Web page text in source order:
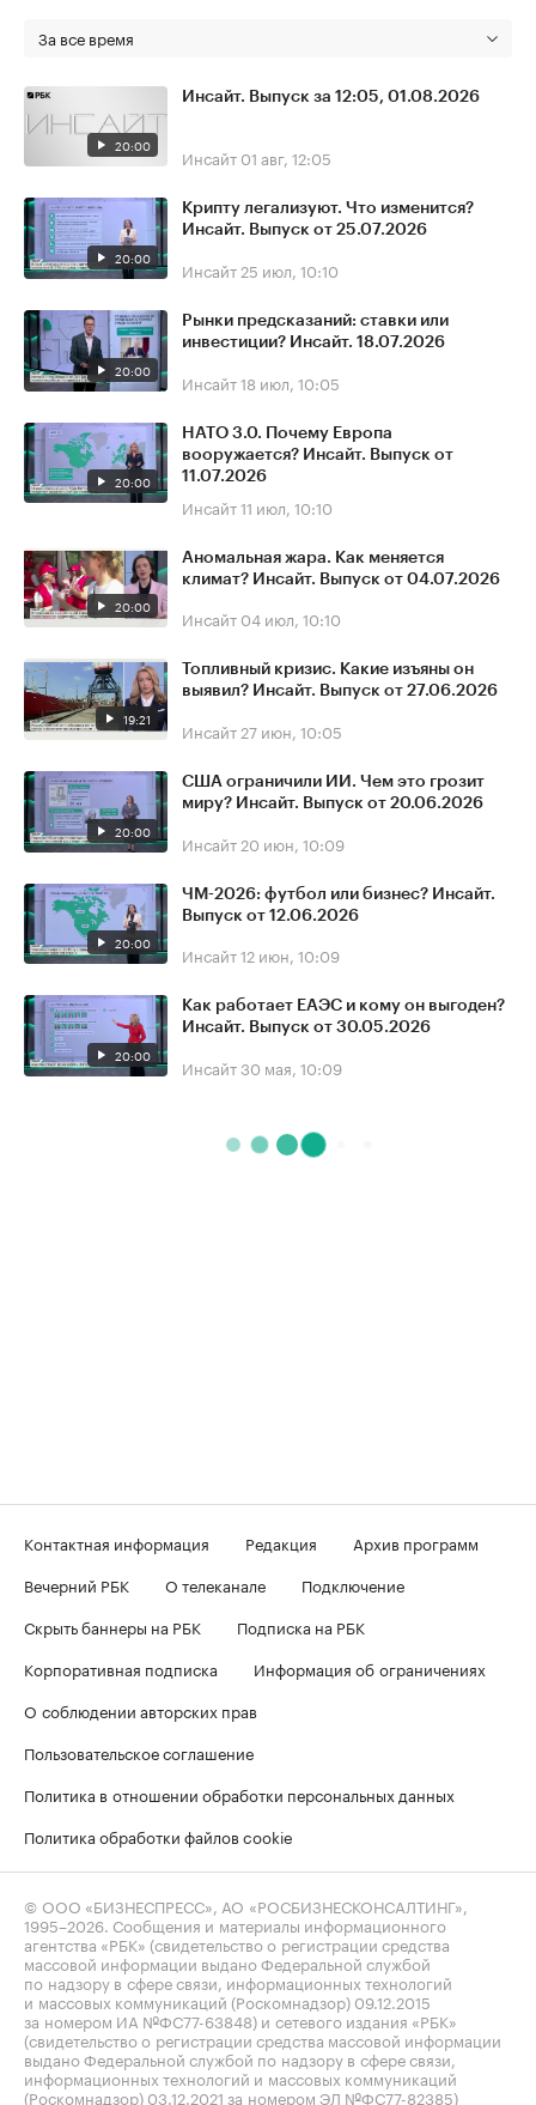
За все время
20:00
Инсайт. Выпуск за 12:05, 01.08.2026
Инсайт 01 авг, 12:05
20:00
Крипту легализуют. Что изменится?
Инсайт. Выпуск от 25.07.2026
Инсайт 25 июл, 10:10
20:00
Рынки предсказаний: ставки или
инвестиции? Инсайт. 18.07.2026
Инсайт18 июл, 10:05
20:00
НАТО 3.0. Почему Европа
вооружается? Инсайт. Выпуск от
11.07.2026
Инсайт11 июл, 10:10
20:00
Аномальная жара. Как меняется
климат? Инсайт. Выпуск от 04.07.2026
Инсайт 04 июл, 10:10
19:21
Топливный кризис. Какие изъяны он
выявил? Инсайт. Выпуск от 27.06.2026
Инсайт 27 июн, 10:05
20:00
США ограничили ИИ. Чем это грозит
миру? Инсайт. Выпуск от 20.06.2026
Инсайт 20 июн, 10:09
20:00
ЧМ-2026: футбол или бизнес? Инсайт.
Выпуск от 12.06.2026
Инсайт12 июн, 10:09
20:00
Как работает ЕАЭС и кому он выгоден?
Инсайт. Выпуск от 30.05.2026
Инсайт30 мая, 10:09
Контактная информация Редакция
Архив программ
Вечерний РБК
О телеканале
Подключение
Скрыть баннеры на РБК
Подписка на РБК
Корпоративная подписка
Информация об ограничениях
О соблюдении авторских прав
Пользовательское соглашение
Политика в отношении обработки персональных данных
Политика обработки файлов cookie
© ООО «БИЗНЕСПРЕСС», АО «РОСБИЗНЕСКОНСАЛТИНГ»,
1995–2026. Сообщения и материалы информационного
агентства «РБК» (свидетельство о регистрации средства
массовой информации выдано Федеральной службой
по надзору в сфере связи, информационных технологий
и массовых коммуникаций (Роскомнадзор) 09.12.2015
за номером ИА №ФС77-63848) и сетевого издания «РБК»
(свидетельство о регистрации средства массовой информации
выдано Федеральной службой по надзору в сфере связи,
информационных технологий и массовых коммуникаций
(Роскомнадзор) 03.12.2021 за номером ЭЛ №ФС77-82385)